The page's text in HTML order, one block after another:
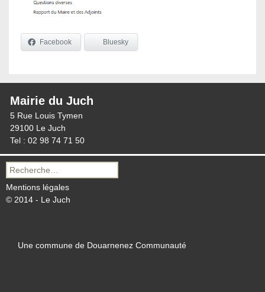
Facebook Bluesky
Mairie du Juch
5 Rue Louis Tymen
29100 Le Juch
Tel : 02 98 74 71 50
Recherche
pour :
Mentions légales
© 2014 - Le Juch
Une commune de Douarnenez Communauté